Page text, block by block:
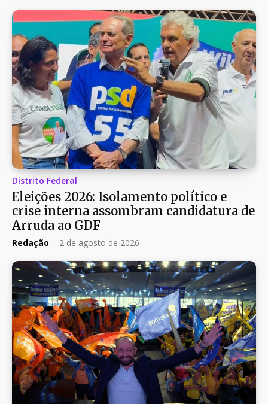
Distrito Federal
Eleições 2026: Isolamento político e
crise interna assombram candidatura de
Arruda ao GDF
Redação - 2 de agosto de 2026